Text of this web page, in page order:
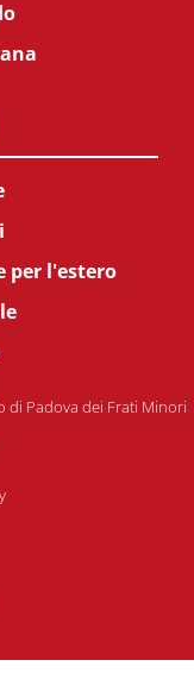
per l'estero
di Padova dei Frati Minori